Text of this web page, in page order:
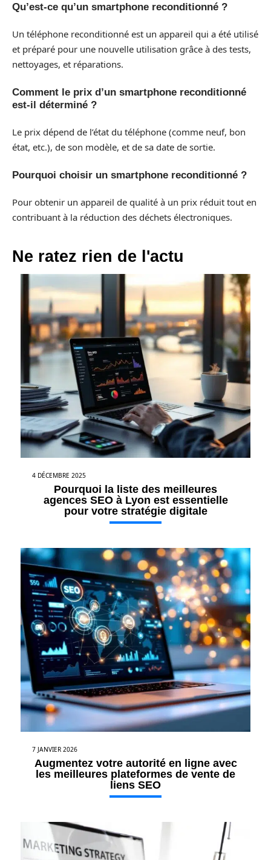
Qu’est-ce qu’un smartphone reconditionné ?
Un téléphone reconditionné est un appareil qui a été utilisé
et préparé pour une nouvelle utilisation grâce à des tests,
nettoyages, et réparations.
Comment le prix d’un smartphone reconditionné
est-il déterminé ?
Le prix dépend de l’état du téléphone (comme neuf, bon
état, etc.), de son modèle, et de sa date de sortie.
Pourquoi choisir un smartphone reconditionné ?
Pour obtenir un appareil de qualité à un prix réduit tout en
contribuant à la réduction des déchets électroniques.
Ne ratez rien de l'actu
4 DÉCEMBRE 2025
Pourquoi la liste des meilleures
agences SEO à Lyon est essentielle
pour votre stratégie digitale
7 JANVIER 2026
Augmentez votre autorité en ligne avec
les meilleures plateformes de vente de
liens SEO